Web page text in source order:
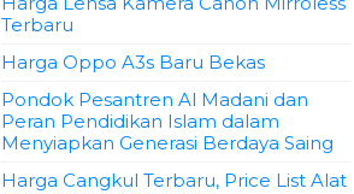
Terbaru
Harga Oppo A3s Baru Bekas
Pondok Pesantren Al Madani dan
Peran Pendidikan Islam dalam
Menyiapkan Generasi Berdaya Saing
Harga Cangkul Terbaru, Price List Alat